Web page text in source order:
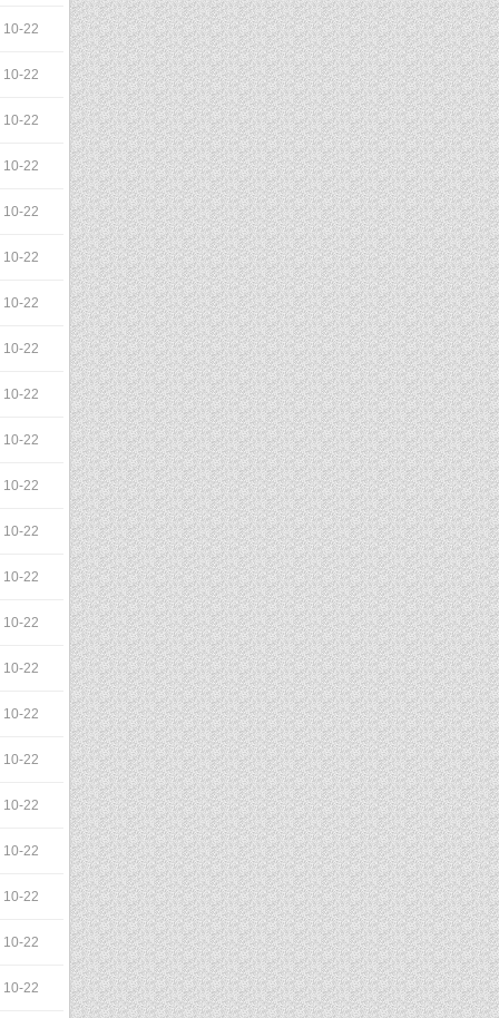
10-22
10-22
10-22
10-22
10-22
10-22
10-22
10-22
10-22
10-22
10-22
10-22
10-22
10-22
10-22
10-22
10-22
10-22
10-22
10-22
10-22
10-22